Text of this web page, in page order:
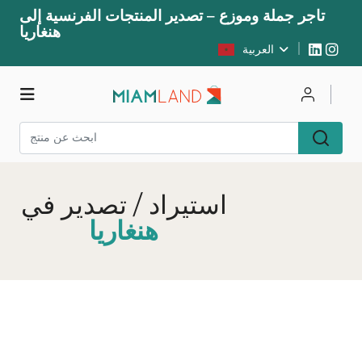
تاجر جملة وموزع – تصدير المنتجات الفرنسية إلى
هنغاريا
العربية
استيراد / تصدير في
هنغاريا
متجر